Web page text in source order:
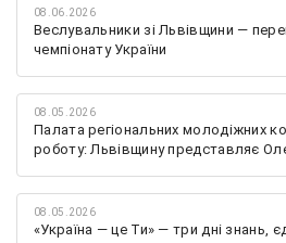
08.06.2026
Веслувальники зі Львівщини —
чемпіонату України
08.05.2026
Палата регіональних молодіжних
роботу: Львівщину представляє
08.05.2026
«Україна — це Ти» — три дні знань,